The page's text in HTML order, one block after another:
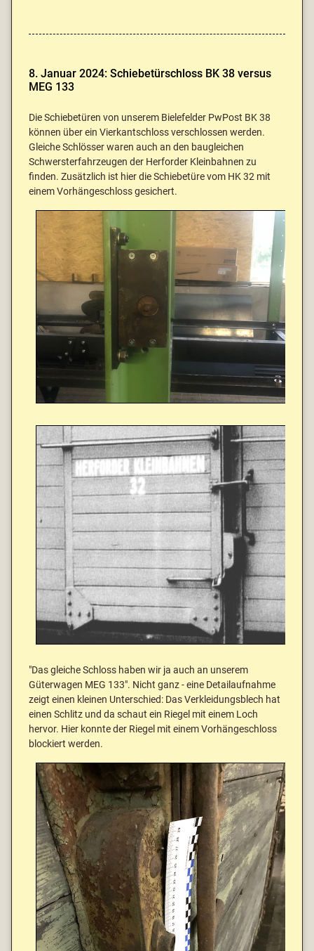
8. Januar 2024: Schiebetürschloss BK 38 versus
MEG 133
Die Schiebetüren von unserem Bielefelder PwPost BK 38
können über ein Vierkantschloss verschlossen werden.
Gleiche Schlösser waren auch an den baugleichen
Schwersterfahrzeugen der Herforder Kleinbahnen zu
finden. Zusätzlich ist hier die Schiebetüre vom HK 32 mit
einem Vorhängeschloss gesichert.
"Das gleiche Schloss haben wir ja auch an unserem
Güterwagen MEG 133". Nicht ganz - eine Detailaufnahme
zeigt einen kleinen Unterschied: Das Verkleidungsblech hat
einen Schlitz und da schaut ein Riegel mit einem Loch
hervor. Hier konnte der Riegel mit einem Vorhängeschloss
blockiert werden.